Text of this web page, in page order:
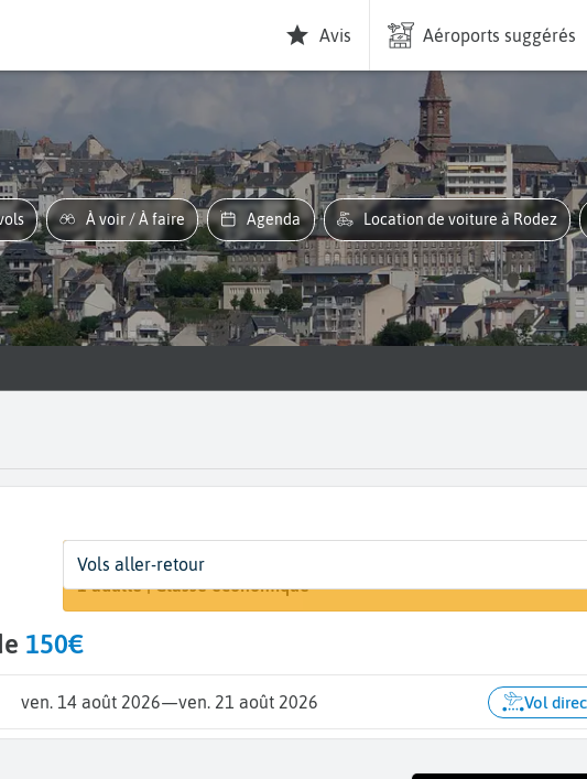
Avis Aéroports suggérés
À voir / À faire Agenda Location de voiture à Rodez
Départ
De... Rodez (RDZ)
Dates
Dates de votre voyage
Voyageurs | Classe
1 adulte | Classe économique
Vols aller-retour
150€
ven. 14 août 2026—ven. 21 août 2026 Vol